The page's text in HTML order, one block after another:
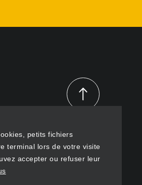
petits fichiers
terminal lors de votre visite
accepter ou refuser leur